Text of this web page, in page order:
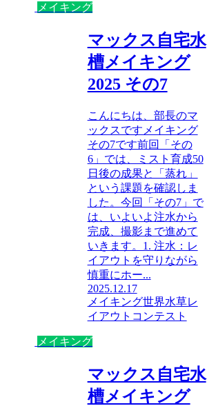
メイキング
マックス自宅水
槽メイキング
2025 その7
こんにちは、部長のマ
ックスですメイキング
その7です前回「その
6」では、ミスト育成50
日後の成果と「蒸れ」
という課題を確認しま
した。今回「その7」で
は、いよいよ注水から
完成、撮影まで進めて
いきます。1. 注水：レ
イアウトを守りながら
慎重にホー...
2025.12.17
メイキング世界水草レ
イアウトコンテスト
メイキング
マックス自宅水
槽メイキング